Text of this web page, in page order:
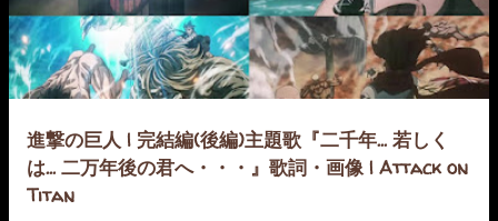
進撃の巨人 | 完結編(後編)主題歌『二千年... 若しく
は... 二万年後の君へ・・・』歌詞・画像 | Attack on
Titan